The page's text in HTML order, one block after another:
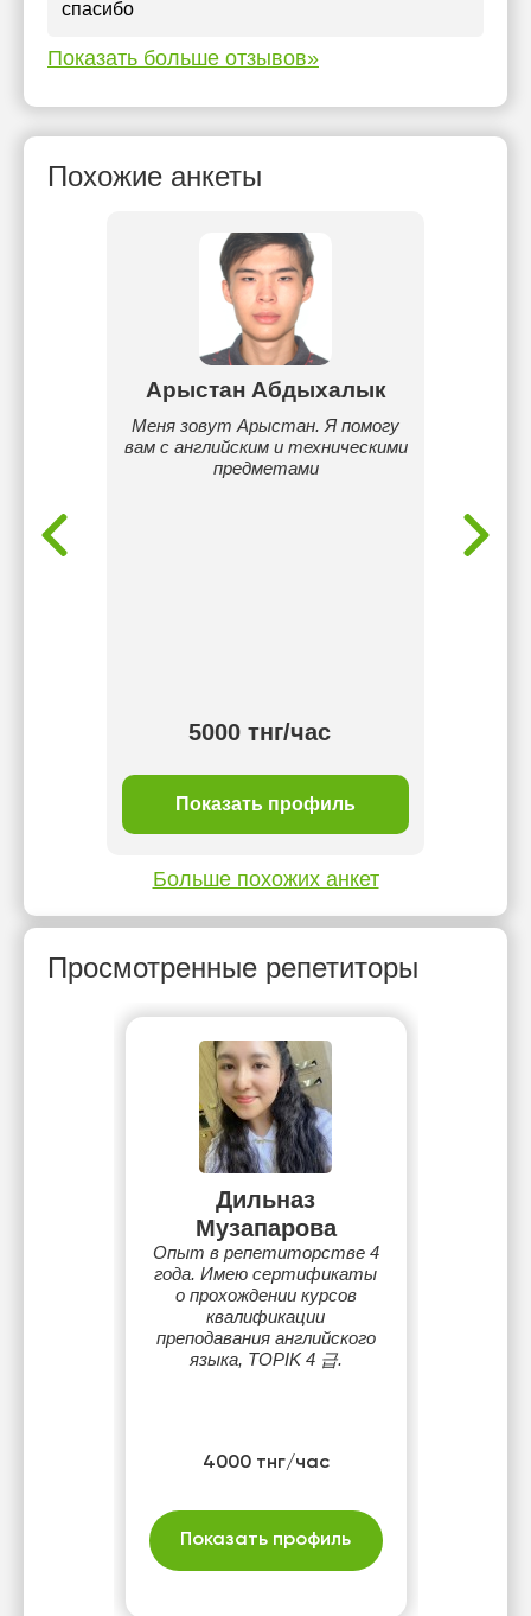
спасибо
Показать больше отзывов»
Похожие анкеты
Арыстан Абдыхалык
Меня зовут Арыстан. Я помогу
вам с английским и техническими
предметами
5000 тнг/час
Показать профиль
Больше похожих анкет
Просмотренные репетиторы
Дильназ
Музапарова
Опыт в репетиторстве 4
года. Имею сертификаты
о прохождении курсов
квалификации
преподавания английского
языка, TOPIK 4 급.
4000 тнг/час
Показать профиль